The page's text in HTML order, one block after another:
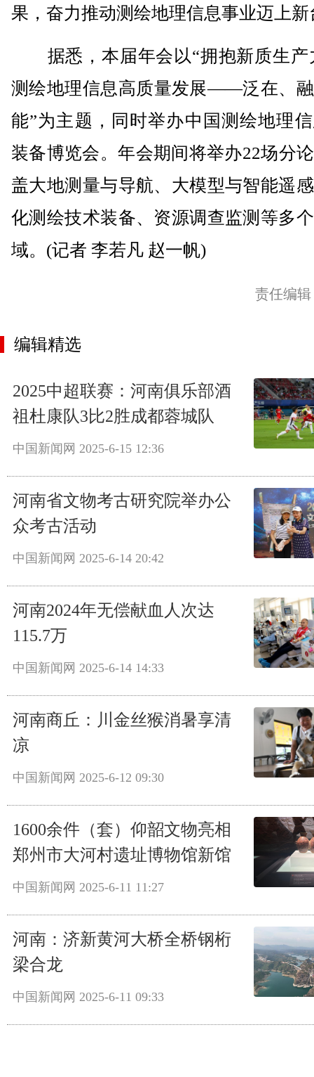
果，奋力推动测绘地理信息事业迈上新
据悉，本届年会以“拥抱新质生产
测绘地理信息高质量发展——泛在、
能”为主题，同时举办中国测绘地理
装备博览会。年会期间将举办22场分
盖大地测量与导航、大模型与智能遥
化测绘技术装备、资源调查监测等多
域。(记者 李若凡 赵一帆)
责任编
编辑精选
2025中超联赛：河南俱乐部酒
祖杜康队3比2胜成都蓉城队
中国新闻网 2025-6-15 12:36
河南省文物考古研究院举办公
众考古活动
中国新闻网 2025-6-14 20:42
河南2024年无偿献血人次达
115.7万
中国新闻网 2025-6-14 14:33
河南商丘：川金丝猴消暑享清
凉
中国新闻网 2025-6-12 09:30
1600余件（套）仰韶文物亮相
郑州市大河村遗址博物馆新馆
中国新闻网 2025-6-11 11:27
河南：济新黄河大桥全桥钢桁
梁合龙
中国新闻网 2025-6-11 09:33